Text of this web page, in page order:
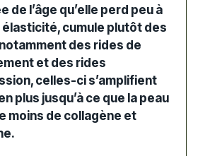
de l’âge qu’elle perd peu à
élasticité, cumule plutôt des
des rides de
et des rides
celles-ci s’amplifient
plus jusqu’à ce que la peau
moins de collagène et